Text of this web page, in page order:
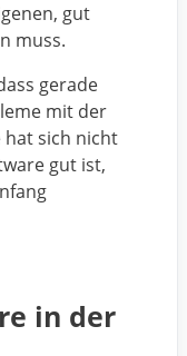
gut
muss.
gerade
mit der
hat sich nicht
gut ist,
in der